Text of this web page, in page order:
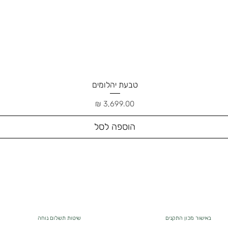
תצוגה מהירה
טבעת יהלומים
מחיר
הוספה לסל
שיטות תשלום נוחה באישור מכון התקנים